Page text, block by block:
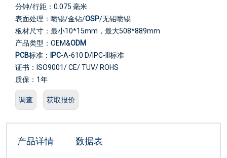
分钟/行距：0.075 毫米
表面处理：喷锡/金钻/OSP/无铅喷锡
板材尺寸：最小10*15mm，最大508*889mm
产品类型：OEM&ODM
PCB标准： IPC-A-610 D/IPC-III标准
证书：ISO9001/ CE/ TUV/ ROHS
质保：1年
服务：一站式OEM代工服务
电子测试：100%
调查 获取报价
产品详情 数据表